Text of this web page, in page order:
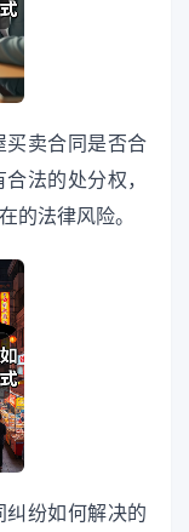
买卖合同是否合
法的处分权，
的法律风险。
纠纷如何解决的